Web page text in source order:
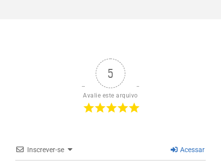
5
Avalie este arquivo
Inscrever-se Acessar